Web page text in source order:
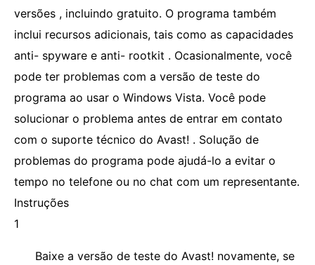
versões , incluindo gratuito. O programa também
inclui recursos adicionais, tais como as capacidades
anti- spyware e anti- rootkit . Ocasionalmente, você
pode ter problemas com a versão de teste do
programa ao usar o Windows Vista. Você pode
solucionar o problema antes de entrar em contato
com o suporte técnico do Avast! . Solução de
problemas do programa pode ajudá-lo a evitar o
tempo no telefone ou no chat com um representante.
Instruções
1
Baixe a versão de teste do Avast! novamente, se